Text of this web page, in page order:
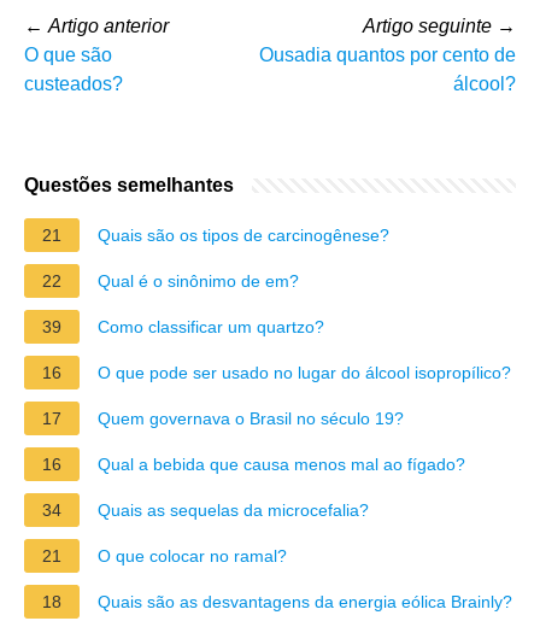
← Artigo anterior
O que são
custeados?
Artigo seguinte →
Ousadia quantos por cento de
álcool?
Questões semelhantes
21 Quais são os tipos de carcinogênese?
22 Qual é o sinônimo de em?
39 Como classificar um quartzo?
16 O que pode ser usado no lugar do álcool isopropílico?
17 Quem governava o Brasil no século 19?
16 Qual a bebida que causa menos mal ao fígado?
34 Quais as sequelas da microcefalia?
21 O que colocar no ramal?
18 Quais são as desvantagens da energia eólica Brainly?